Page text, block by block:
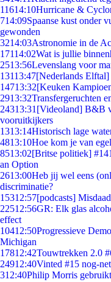
11614:10Hurricane &
714:09Spaanse kust onder
gewonden
3214:03Astronomie in de
17114:02Wat is jullie
2513:56Levenslang voor
13113:47[Nederlands
14713:32[Keuken
2913:32Transfergeruchten
24313:31 [Videoland] B&B
vooruitkijkers
1313:14Historisch lage
4813:10Hoe kom je van
8513:02[Britse politiek]
an Option
2613:00Heb jij wel eens
discriminatie?
15312:57[podcasts]
22512:56GR: Elk glas
effect
10412:50Progressieve
Michigan
17812:42Touwtrekken 2.0
24912:40Vinted #15 nog-
312:40Philip Morris